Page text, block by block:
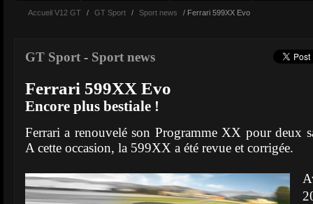
Accueil V12 GT / GT Sport / Sport news / Ferrari 599XX Evo
GT Sport - Sport news
Ferrari 599XX Evo
Encore plus bestiale !
Ferrari a renouvelé son Programme XX pour deux
A cette occasion, la 599XX a été revue et corrigée.